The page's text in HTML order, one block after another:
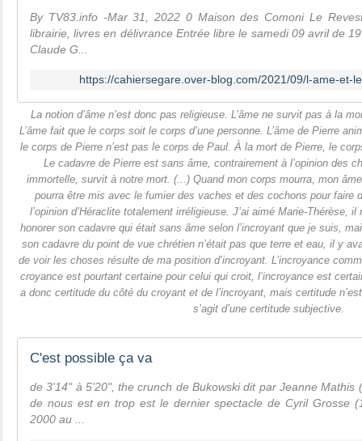
By TV83.info -Mar 31, 2022 0 Maison des Comoni Le
librairie, livres en délivrance Entrée libre le samedi 09 avril de
Claude G...
https://cahiersegare.over-blog.com/2021/09/l-ame-et-
La notion d’âme n’est donc pas religieuse. L’âme ne survit pas à la
L’âme fait que le corps soit le corps d’une personne. L’âme de Pierre
le corps de Pierre n’est pas le corps de Paul. À la mort de Pierre, le
Le cadavre de Pierre est sans âme, contrairement à l’opinion des
immortelle, survit à notre mort. (...) Quand mon corps mourra, mon
pourra être mis avec le fumier des vaches et des cochons pour faire
l’opinion d’Héraclite totalement irréligieuse. J’ai aimé Marie-Thérèse,
honorer son cadavre qui était sans âme selon l’incroyant que je suis,
son cadavre du point de vue chrétien n’était pas que terre et eau, il y
de voir les choses résulte de ma position d’incroyant. L’incroyance
croyance est pourtant certaine pour celui qui croit, l’incroyance est
a donc certitude du côté du croyant et de l’incroyant, mais certitude
s’agit d’une certitude subjective.
C'est possible ça va
de 3'14" à 5'20", the crunch de Bukowski dit par Jeanne Mathis
de nous est en trop est le dernier spectacle de Cyril Grosse
2000 au ...